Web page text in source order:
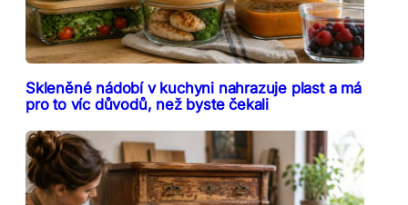
Skleněné nádobí v kuchyni nahrazuje plast a má
pro to víc důvodů, než byste čekali